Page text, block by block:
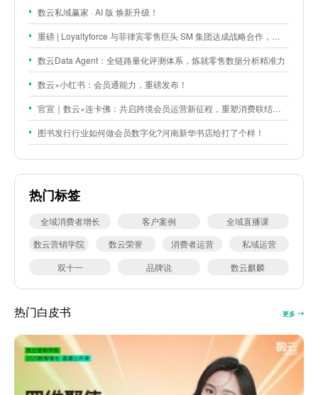
数云私域赢家 · AI 版 焕新升级！
重磅 | Loyaltyforce 与菲律宾零售巨头 SM 集团达成战略合作，携手开启 SMAC 会员数智化运营新征程
数云Data Agent：全链路量化评测体系，炼就零售数据分析精准力
数云×小红书：会员通能力，重磅发布！
官宣｜数云×连卡佛：共启跨境会员运营新征程，重塑消费联结新体验
图书发行行业如何做会员数字化?河南新华书店给打了个样！
热门标签
全域消费者增长 客户案例
全域直播课
数云营销学院
数云荣誉 消费者运营
私域运营
双十一
品牌说 数云麒麟
热门白皮书 更多